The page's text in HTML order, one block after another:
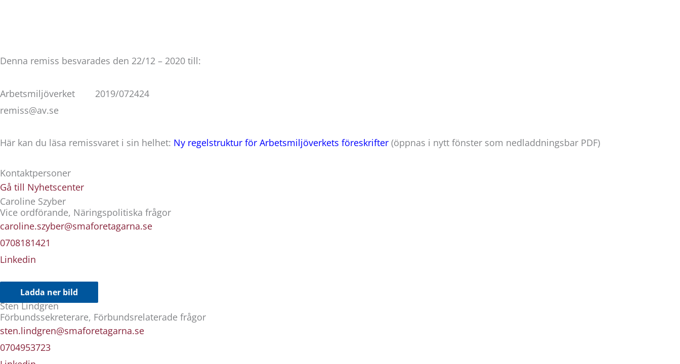
Denna remiss besvarades den 22/12 – 2020 till:
Arbetsmiljöverket 2019/072424
remiss@av.se
Här kan du läsa remissvaret i sin helhet: Ny regelstruktur för Arbetsmiljöverkets föreskrifter (öppnas i nytt fönster som nedladdningsbar PDF)
Kontaktpersoner
Gå till Nyhetscenter
Caroline Szyber
Vice ordförande, Näringspolitiska frågor
caroline.szyber@smaforetagarna.se
0708181421
Linkedin
Ladda ner bild
Sten Lindgren
Förbundssekreterare, Förbundsrelaterade frågor
sten.lindgren@smaforetagarna.se
0704953723